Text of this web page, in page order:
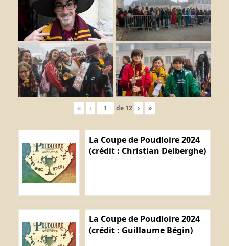
« ‹ de 12 › »
La Coupe de Poudloire 2024
(crédit : Christian Delberghe)
La Coupe de Poudloire 2024
(crédit : Guillaume Bégin)